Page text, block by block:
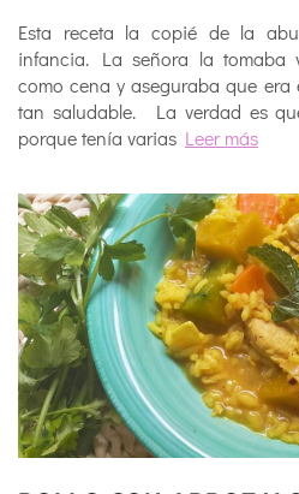
Esta receta la copié de la
infancia. La señora la tomaba
como cena y aseguraba que era
tan saludable. La verdad es
porque tenía varias Leer más